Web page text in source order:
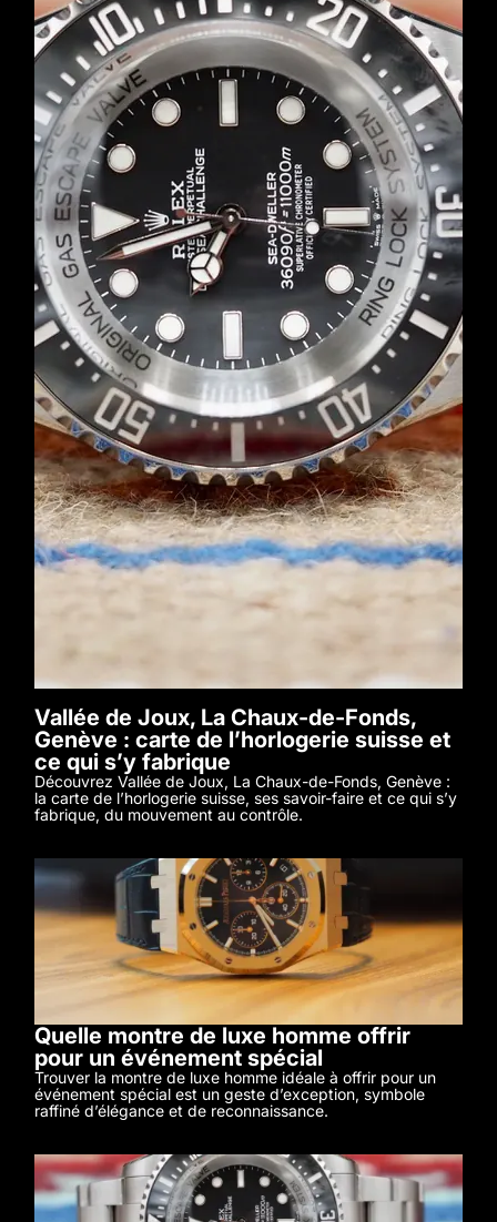
Vallée de Joux, La Chaux-de-Fonds,
Genève : carte de l’horlogerie suisse et
ce qui s’y fabrique
Découvrez Vallée de Joux, La Chaux-de-Fonds, Genève :
la carte de l’horlogerie suisse, ses savoir-faire et ce qui s’y
fabrique, du mouvement au contrôle.
Quelle montre de luxe homme offrir
pour un événement spécial
Trouver la montre de luxe homme idéale à offrir pour un
événement spécial est un geste d’exception, symbole
raffiné d’élégance et de reconnaissance.